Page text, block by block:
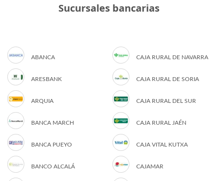
Sucursales bancarias
ABANCA
ARESBANK
ARQUIA
BANCA MARCH
BANCA PUEYO
BANCO ALCALÁ
CAJA RURAL DE NAVARRA
CAJA RURAL DE SORIA
CAJA RURAL DEL SUR
CAJA RURAL JAÉN
CAJA VITAL KUTXA
CAJAMAR